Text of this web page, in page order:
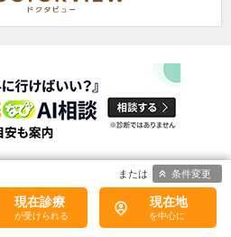
現在診療 現在地
条件変更